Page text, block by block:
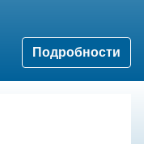
Подробности